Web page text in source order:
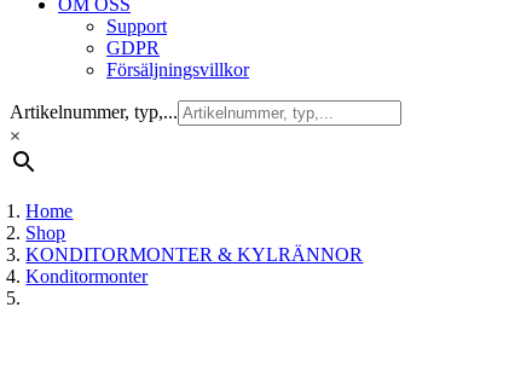
OM OSS
Support
GDPR
Försäljningsvillkor
Artikelnummer, typ,...
×
Home
Shop
KONDITORMONTER & KYLRÄNNOR
Konditormonter